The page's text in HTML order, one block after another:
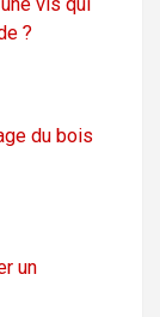
?
du bois
un